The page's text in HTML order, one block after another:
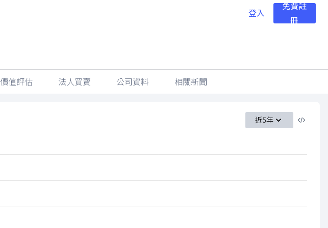
登入
免費註
冊
價值評估 法人買賣 公司資料 相關新聞
近5年